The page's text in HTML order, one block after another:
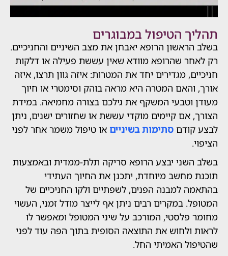
הטיפול במבוגרים
הרופא יאבחן את מצב השיניים והחניכיים.
שהרופא מוודא שאין עששת פעילה או דלקות
מגדירים יחד את המטרות: איזה גוון תרצו, איזה
המטרה היא מראה בוהק וסימטרי או חיוך
המשקף את גילכם בצורה מחמיאה. במידת
קיימים מוקדי עששת או שחזורים ישנים, ניתן
סתימות בשינייםאו טיפול משמר אחר לפני
יבצע הרופא סריקה תלת-ממדית ובאמצעות
מיוחדת, יתכנן את החיוך העתידי
למבנה הפנים, לשפתיים ולקו החניכיים של
במקרים רבים ניתן אף לייצר מודל זמני, העשוי
המורכב על שיני המטופל ומאפשר לו
את התוצאה הסופית בתוך הפה עוד לפני
האמיתי החל.